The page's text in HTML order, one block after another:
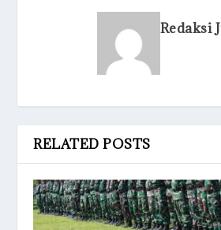
Redaksi
RELATED POSTS